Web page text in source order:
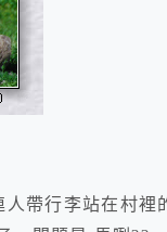
帶行李站在村裡